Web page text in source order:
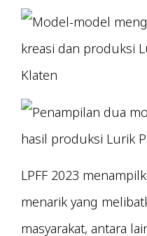
LPFF 2023
menarik yang
masyarakat, antara